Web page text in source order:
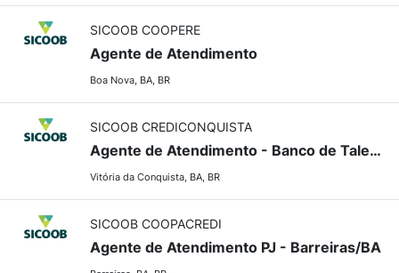
SICOOB COOPERE
Agente de Atendimento
Boa Nova, BA, BR
SICOOB CREDICONQUISTA
Agente de Atendimento - Banco de Talentos
Vitória da Conquista, BA, BR
SICOOB COOPACREDI
Agente de Atendimento PJ - Barreiras/BA